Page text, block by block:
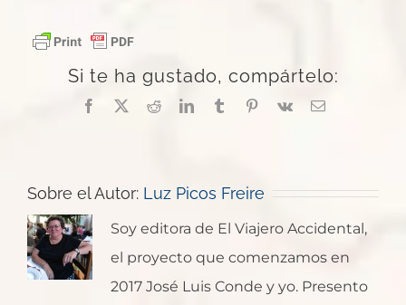
Si te ha gustado, compártelo:
Facebook
X RedditLinkedInTumblrPinterest
Vk
Correo
Sobre el Autor: Luz Picos Freire
Soy editora de El Viajero Accidental,
el proyecto que comenzamos en
2017 José Luis Conde y yo. Presento